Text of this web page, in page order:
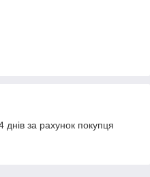
за рахунок покупця